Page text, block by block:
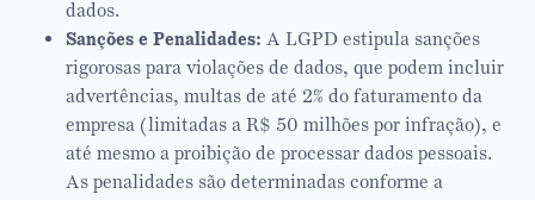
dados.
Sanções e Penalidades: A LGPD estipula sanções
rigorosas para violações de dados, que podem incluir
advertências, multas de até 2% do faturamento da
empresa (limitadas a R$ 50 milhões por infração), e
até mesmo a proibição de processar dados pessoais.
As penalidades são determinadas conforme a